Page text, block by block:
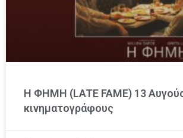
Η ΦΗΜΗ (LATE FAME) 13
κινηματογράφους